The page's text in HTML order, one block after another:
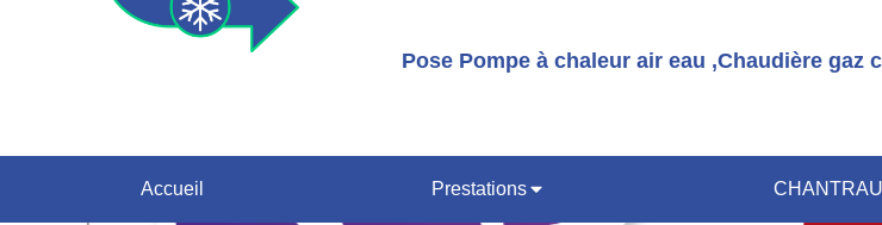
Pose Pompe à chaleur air eau ,Chaudière
Accueil Prestations